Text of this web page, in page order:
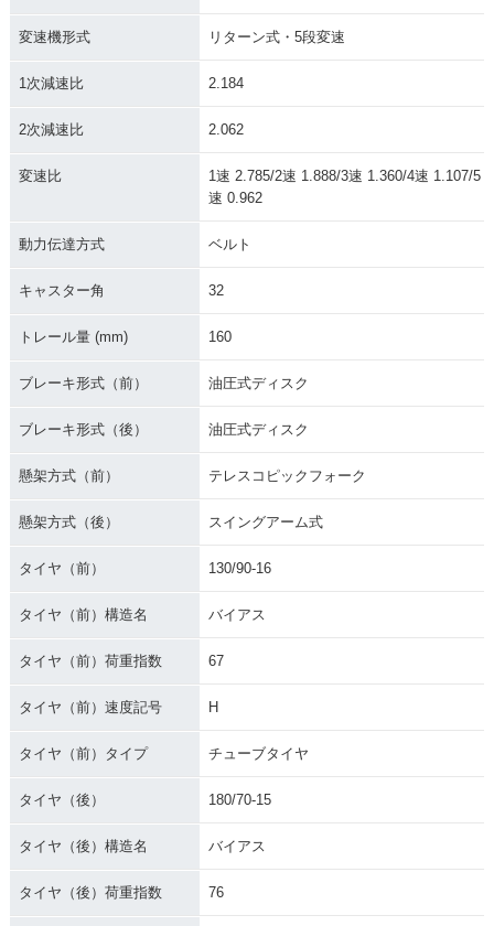
変速機形式 リターン式・5段変速
1次減速比 2.184
2次減速比 2.062
変速比
1速 2.785/2速 1.888/3速 1.360/4速 1.107/5
速 0.962
動力伝達方式 ベルト
キャスター角 32
トレール量 (mm) 160
ブレーキ形式（前） 油圧式ディスク
ブレーキ形式（後） 油圧式ディスク
懸架方式（前） テレスコピックフォーク
懸架方式（後） スイングアーム式
タイヤ（前） 130/90-16
タイヤ（前）構造名 バイアス
タイヤ（前）荷重指数 67
タイヤ（前）速度記号 H
タイヤ（前）タイプ チューブタイヤ
タイヤ（後） 180/70-15
タイヤ（後）構造名 バイアス
タイヤ（後）荷重指数 76